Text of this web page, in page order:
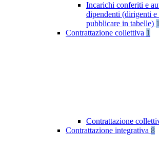
Incarichi conferiti e
dipendenti (dirigenti
pubblicare in tabelle)
Contrattazione collettiva 1
Contrattazione
Contrattazione integrativa 8